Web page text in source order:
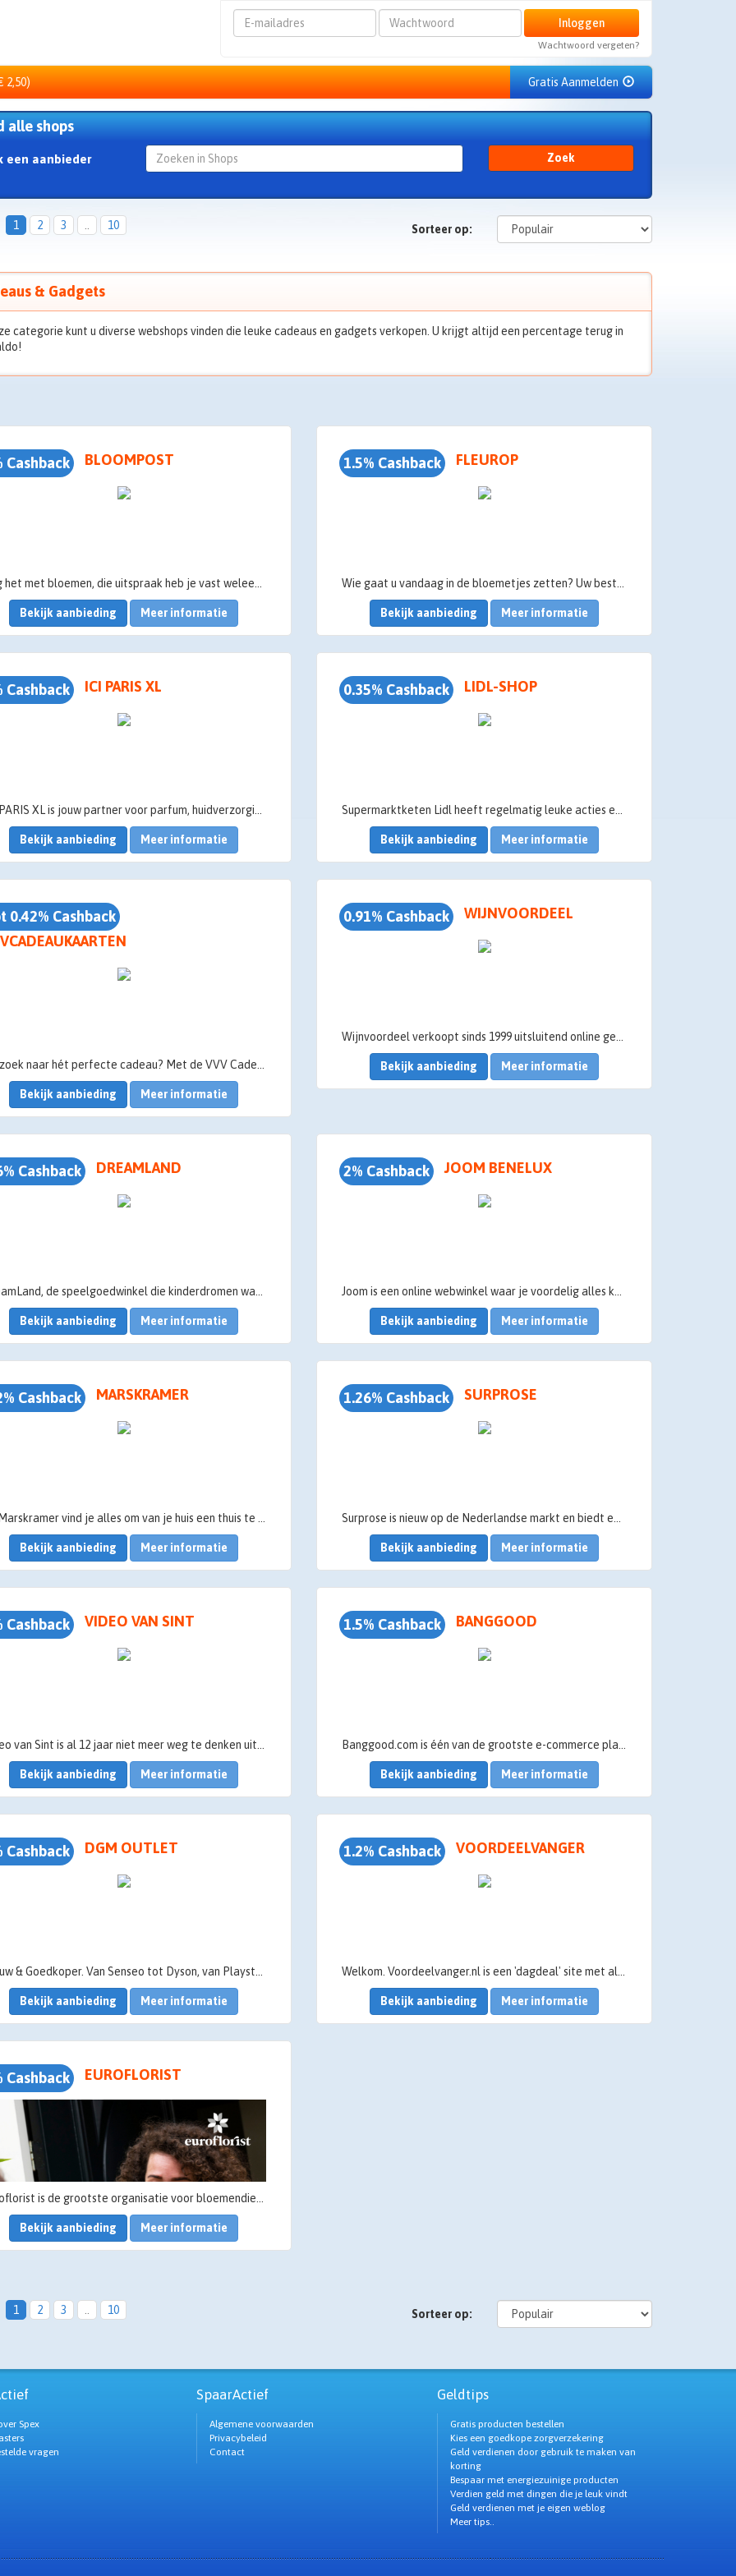
Emailadres Wachtwoord
Inloggen
Wachtwoord vergeten?
2,50) Gratis Aanmelden
alle shops
een aanbieder Zoek
1 2 3 10 Sorteer op:
& Gadgets
categorie kunt u diverse webshops vinden die leuke cadeaus en gadgets verkopen. U krijgt altijd een percentage terug in
Cashback BLOOMPOST
Bekijk aanbieding Meer informatie
1.5% Cashback FLEUROP
Bekijk aanbieding Meer informatie
Cashback ICI PARIS XL
Bekijk aanbieding Meer informatie
0.35% Cashback LIDL-SHOP
Bekijk aanbieding Meer informatie
0.42% Cashback
Bekijk aanbieding Meer informatie
0.91% Cashback WIJNVOORDEEL
Bekijk aanbieding Meer informatie
Cashback DREAMLAND
Bekijk aanbieding Meer informatie
2% Cashback JOOM BENELUX
Bekijk aanbieding Meer informatie
Cashback MARSKRAMER
Bekijk aanbieding Meer informatie
1.26% Cashback SURPROSE
Bekijk aanbieding Meer informatie
Cashback VIDEO VAN SINT
videobericht spreekt Sinterklaas kinderen en volwassenen toe bij naam en weet de Sint van alles te vertellen over persoonlijke feitjes, zoals leeftijd, lievelingseten, hobby's en speciale gebeurtenissen. Naast de persoonlijke aandacht is er ieder jaar een gloednieuw avontuur.
Bekijk aanbieding Meer informatie
1.5% Cashback BANGGOOD
Bekijk aanbieding Meer informatie
Cashback DGM OUTLET
Bekijk aanbieding Meer informatie
1.2% Cashback VOORDEELVANGER
Bekijk aanbieding Meer informatie
Cashback EUROFLORIST
Bekijk aanbieding Meer informatie
1 2 3 10 Sorteer op:
Spex
vragen
SpaarActief
Algemene voorwaarden
Privacybeleid
Contact
Geldtips
Gratis producten bestellen
Kies een goedkope zorgverzekering
Geld verdienen door gebruik te maken van
korting
Bespaar met energiezuinige producten
Verdien geld met dingen die je leuk vindt
Geld verdienen met je eigen weblog
Meer tips..